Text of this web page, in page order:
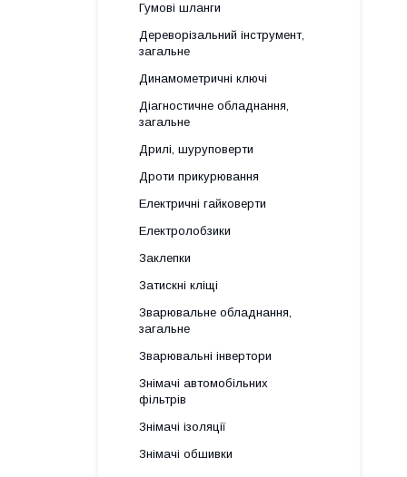
Гумові шланги
Дереворізальний інструмент,
загальне
Динамометричні ключі
Діагностичне обладнання,
загальне
Дрилі, шуруповерти
Дроти прикурювання
Електричні гайковерти
Електролобзики
Заклепки
Затискні кліщі
Зварювальне обладнання,
загальне
Зварювальні інвертори
Знімачі автомобільних
фільтрів
Знімачі ізоляції
Знімачі обшивки